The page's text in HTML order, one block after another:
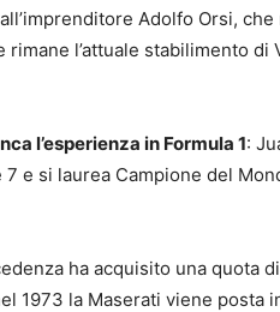
Adolfo Orsi, che
l’attuale stabilimento di
l’esperienza in Formula 1:
e si laurea Campione del
ha acquisito una quota di
1973 la Maserati viene posta